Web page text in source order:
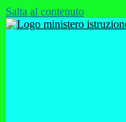
Salta al contenuto